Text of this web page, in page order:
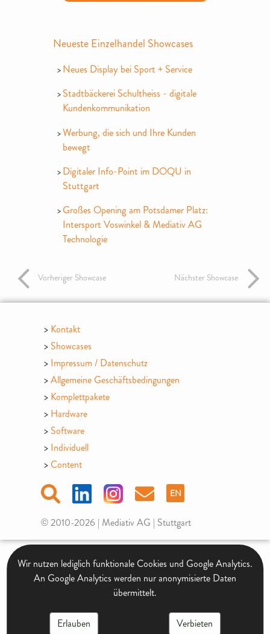
Neueste Einzelhandel Showcases
Neues Display bei Sport + Service
Stadtbäckerei Schultheiss - digitale
Kundenkommunikation
Werbung, die sich und Ihre Kunden
bewegt
Digitaler Info-Point im DOQU in
Stuttgart
Großes Opening am Potsdamer Platz:
Intersport Voswinkel & Mediativ AG
Technologie
Vorheriger Showcase Nächster Showcase
Wir nutzen lediglich funktionale Cookies und Google Analytics.
An Google Analytics werden nur anonymisierte Daten
übermittelt.
Erlauben Verbieten
Kontakt
Showcases
Impressum / Datenschutz
Allgemeine Geschäftsbedingungen
Komplettpakete
Hardware
Software
Individuell
Content
EN
© 2010-2026 | Mediativ AG | Stuttgart